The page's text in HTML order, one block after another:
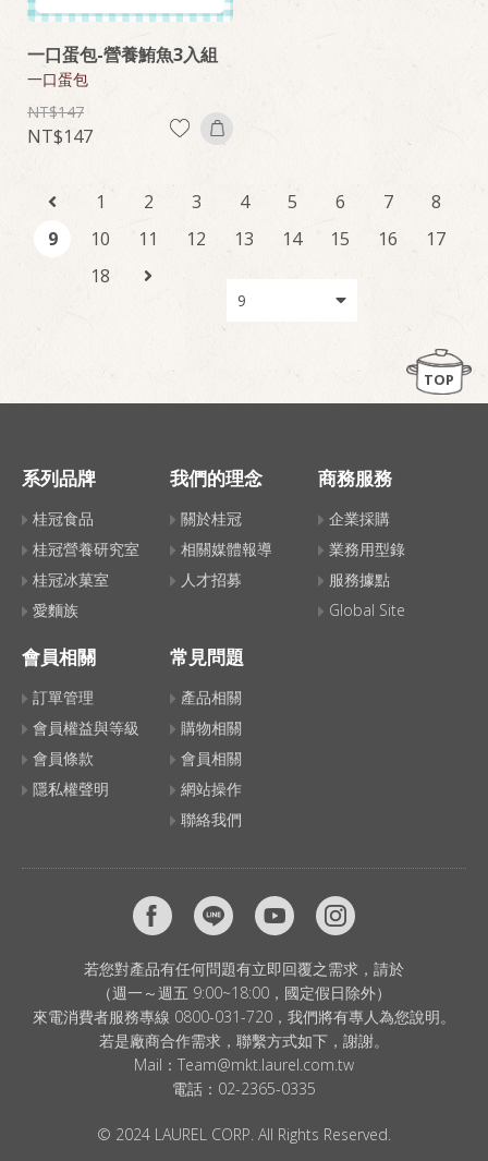
一口蛋包-營養鮪魚3入組
一口蛋包
147
147
1 2 3 4 5 6 7
8
9
10 11 12 13 14 15 16
17
18
TOP
系列品牌
桂冠食品
桂冠營養研究室
桂冠冰菓室
愛麵族
我們的理念
關於桂冠
相關媒體報導
人才招募
商務服務
企業採購
業務用型錄
服務據點
Global Site
會員相關
訂單管理
會員權益與等級
會員條款
隱私權聲明
常見問題
產品相關
購物相關
會員相關
網站操作
聯絡我們
若您對產品有任何問題有立即回覆之需求，請於
（週一～週五 9:00~18:00，國定假日除外）
來電消費者服務專線 0800-031-720，我們將有專人為您說明。
若是廠商合作需求，聯繫方式如下，謝謝。
Mail： Team@mkt.laurel.com.tw
電話： 02-2365-0335
© 2024 LAUREL CORP. All Rights Reserved.